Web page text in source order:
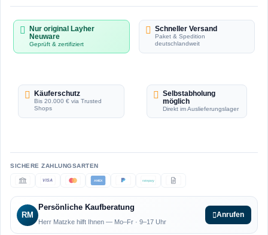
Nur original Layher
Neuware
Geprüft & zertifiziert
Schneller Versand
Paket & Spedition
deutschlandweit
Käuferschutz
Bis 20.000 € via Trusted
Shops
Selbstabholung
möglich
Direkt im Auslieferungslager
VISA AMEX ratepay
RM
Persönliche Kaufberatung
Herr Matzke hilft Ihnen — Mo–Fr · 9–17 Uhr
Anrufen